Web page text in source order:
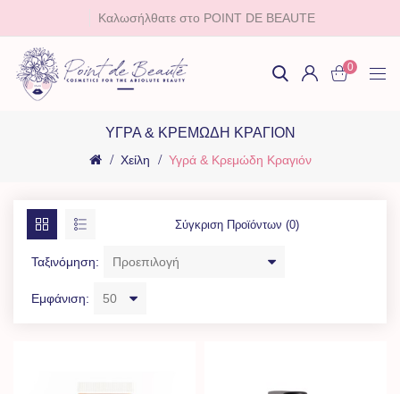
Καλωσήλθατε στο POINT DE BEAUTE
0
ΥΓΡΆ & ΚΡΕΜΏΔΗ ΚΡΑΓΙΌΝ
Χείλη Υγρά & Κρεμώδη Κραγιόν
Σύγκριση Προϊόντων (0)
Ταξινόμηση:
Εμφάνιση: